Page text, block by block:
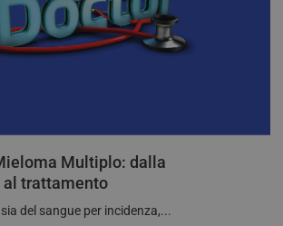
Multiplo: dalla
trattamento
del sangue per incidenza,...